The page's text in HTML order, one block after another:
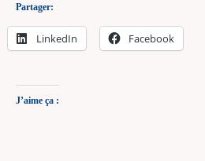
Partager:
LinkedIn Facebook
J’aime ça :